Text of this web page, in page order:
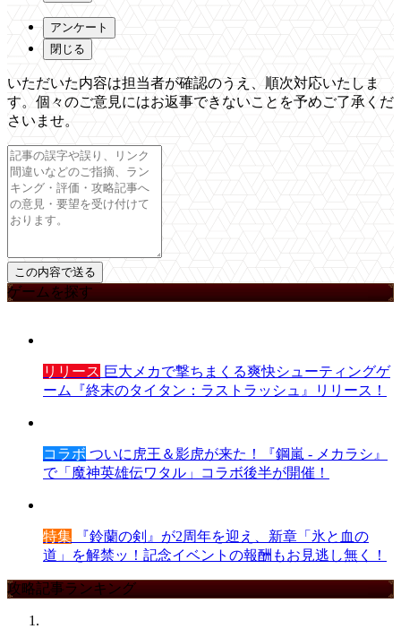
アンケート
閉じる
いただいた内容は担当者が確認のうえ、順次対応いたしま
す。個々のご意見にはお返事できないことを予めご了承くだ
さいませ。
ゲームを探す
リリース 巨大メカで撃ちまくる爽快シューティングゲ
ーム『終末のタイタン：ラストラッシュ』リリース！
コラボ ついに虎王＆影虎が来た！『鋼嵐 - メカラシ』
で「魔神英雄伝ワタル」コラボ後半が開催！
特集 『鈴蘭の剣』が2周年を迎え、新章「氷と血の
道」を解禁ッ！記念イベントの報酬もお見逃し無く！
攻略記事ランキング